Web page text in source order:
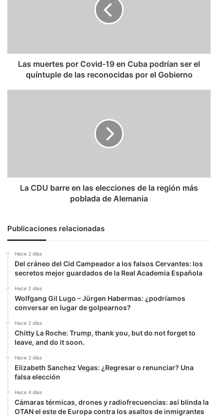
ser
quíntuple
Las muertes por Covid-19 en Cuba podrían ser el
quíntuple de las reconocidas por el Gobierno
región
La CDU barre en las elecciones de la región más
poblada de Alemania
Publicaciones relacionadas
Hace 2 días
Del cráneo del Cid Campeador a los falsos Cervantes: los
secretos mejor guardados de la Real Academia Española
Hace 2 días
Wolfgang Gil Lugo – Jürgen Habermas: ¿podríamos
conversar en lugar de golpearnos?
Hace 2 días
Chitty La Roche: Trump, thank you, but do not forget to
leave, and do it soon.
Hace 2 días
Elizabeth Sanchez Vegas: ¿Regresar o renunciar? Una
falsa elección
Hace 4 días
Cámaras térmicas, drones y radiofrecuencias: así blinda la
OTAN el este de Europa contra los asaltos de inmigrantes